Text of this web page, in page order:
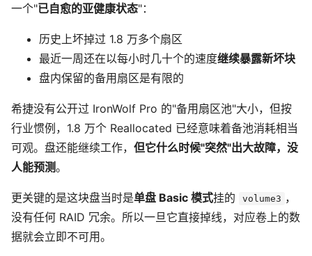
一个"已自愈的亚健康状态"：
历史上坏掉过 1.8 万多个扇区
最近一周还在以每小时几十个的速度继续暴露新坏块
盘内保留的备用扇区是有限的
希捷没有公开过 IronWolf Pro 的"备用扇区池"大小，但按
行业惯例，1.8 万个 Reallocated 已经意味着备池消耗相当
可观。盘还能继续工作， 但它什么时候"突然"出大故障，没
人能预测。
更关键的是这块盘当时是单盘 Basic 模式挂的 volume3 ，
没有任何 RAID 冗余。所以一旦它直接掉线，对应卷上的数
据就会立即不可用。